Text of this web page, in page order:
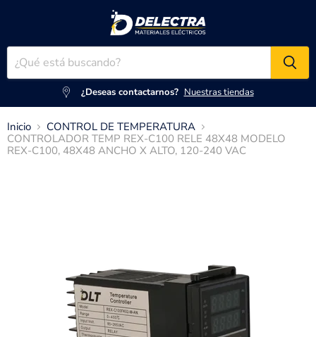
¿Deseas contactarnos? Nuestras tiendas
Inicio
CONTROL DE TEMPERATURA
CONTROLADOR TEMP REX-C100 RELE 48X48 MODELO
REX-C100, 48X48 ANCHO X ALTO, 120-240 VAC